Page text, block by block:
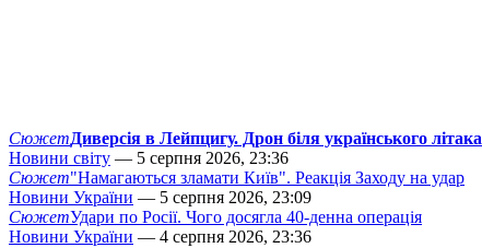
СюжетДиверсія в Лейпцигу. Дрон біля українського літака
Новини світу — 5 серпня 2026, 23:36
Сюжет"Намагаються зламати Київ". Реакція Заходу на удар
Новини України — 5 серпня 2026, 23:09
СюжетУдари по Росії. Чого досягла 40-денна операція
Новини України — 4 серпня 2026, 23:36